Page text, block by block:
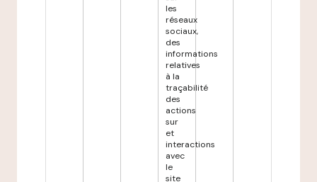
les
réseaux
sociaux,
des
informations
relatives
à la
traçabilité
des
actions
sur
et
interactions
avec
le
site